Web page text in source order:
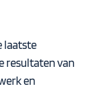
laatste
resultaten van
en